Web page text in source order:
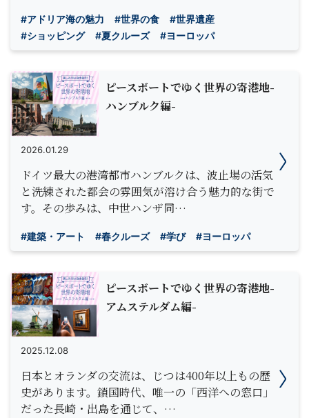
#アドリア海の魅力 #世界の食
#世界遺産
#ショッピング
#夏クルーズ #ヨーロッパ
ピースボートでゆく世界の寄港地-
ハンブルク編-
2026.01.29
ドイツ最大の港湾都市ハンブルクは、波止場の活気
と洗練された都会の雰囲気が溶け合う魅力的な街で
す。その歩みは、中世ハンザ同…
#建築・アート #春クルーズ #学び #ヨーロッパ
ピースボートでゆく世界の寄港地-
アムステルダム編-
2025.12.08
日本とオランダの交流は、じつは400年以上もの歴
史があります。鎖国時代、唯一の「西洋への窓口」
だった長崎・出島を通じて、…